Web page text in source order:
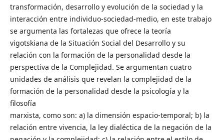
transformación, desarrollo y evolución de la sociedad y la
interacción entre individuo-sociedad-medio, en este trabajo
se argumenta las fortalezas que ofrece la teoría
vigotskiana de la Situación Social del Desarrollo y su
relación con la formación de la personalidad desde la
perspectiva de la Complejidad. Se argumentan cuatro
unidades de análisis que revelan la complejidad de la
formación de la personalidad desde la psicología y la
filosofía
marxista, como son: a) la dimensión espacio-temporal; b) la
relación entre vivencia, la ley dialéctica de la negación de la